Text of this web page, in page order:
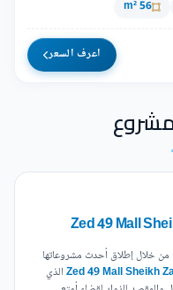
56 m²
اعرف السعر
من خلال إطلاق أحدث مشروعاتها
الذي